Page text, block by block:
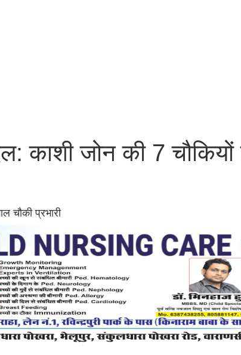
काशी जोन की 7 चौकियों
चौकी प्रभारी